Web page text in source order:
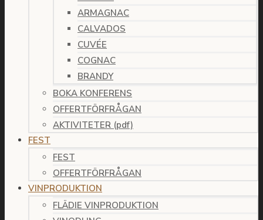
ARMAGNAC
CALVADOS
CUVÉE
COGNAC
BRANDY
BOKA KONFERENS
OFFERTFÖRFRÅGAN
AKTIVITETER (pdf)
FEST
FEST
OFFERTFÖRFRÅGAN
VINPRODUKTION
FLÄDIE VINPRODUKTION